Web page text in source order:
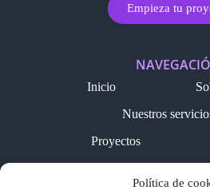
Política de
Empieza tu
Inicio
Nuestros
Proyectos